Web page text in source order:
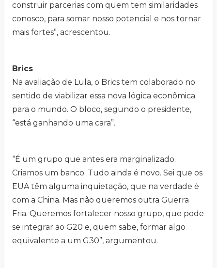
construir parcerias com quem tem similaridades
conosco, para somar nosso potencial e nos tornar
mais fortes”, acrescentou.
Brics
Na avaliação de Lula, o Brics tem colaborado no
sentido de viabilizar essa nova lógica econômica
para o mundo. O bloco, segundo o presidente,
“está ganhando uma cara”.
“É um grupo que antes era marginalizado.
Criamos um banco. Tudo ainda é novo. Sei que os
EUA têm alguma inquietação, que na verdade é
com a China. Mas não queremos outra Guerra
Fria. Queremos fortalecer nosso grupo, que pode
se integrar ao G20 e, quem sabe, formar algo
equivalente a um G30”, argumentou.